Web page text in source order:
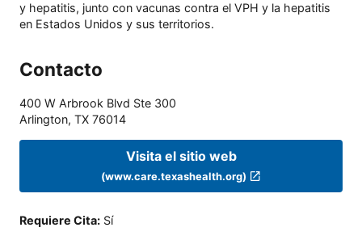
y hepatitis, junto con vacunas contra el VPH y la hepatitis
en Estados Unidos y sus territorios.
Contacto
400 W Arbrook Blvd Ste 300
Arlington, TX 76014
Visita el sitio web
(www.care.texashealth.org)
Requiere Cita: Sí